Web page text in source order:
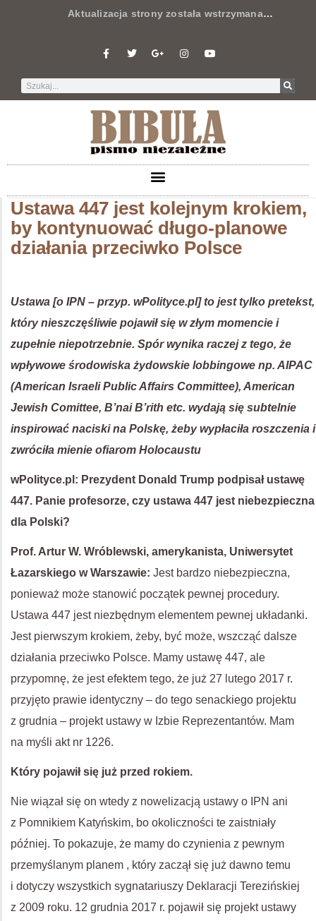
Aktualizacja strony została wstrzymana…
Ustawa 447 jest kolejnym krokiem,
by kontynuować długo-planowe
działania przeciwko Polsce
Ustawa [o IPN – przyp. wPolityce.pl] to jest tylko pretekst,
który nieszczęśliwie pojawił się w złym momencie i
zupełnie niepotrzebnie. Spór wynika raczej z tego, że
wpływowe środowiska żydowskie lobbingowe np. AIPAC
(American Israeli Public Affairs Committee), American
Jewish Comittee, B’nai B’rith etc. wydają się subtelnie
inspirować naciski na Polskę, żeby wypłaciła roszczenia i
zwróciła mienie ofiarom Holocaustu
wPolityce.pl: Prezydent Donald Trump podpisał ustawę
447. Panie profesorze, czy ustawa 447 jest niebezpieczna
dla Polski?
Prof. Artur W. Wróblewski, amerykanista, Uniwersytet
Łazarskiego w Warszawie: Jest bardzo niebezpieczna,
ponieważ może stanowić początek pewnej procedury.
Ustawa 447 jest niezbędnym elementem pewnej układanki.
Jest pierwszym krokiem, żeby, być może, wszcząć dalsze
działania przeciwko Polsce. Mamy ustawę 447, ale
przypomnę, że jest efektem tego, że już 27 lutego 2017 r.
przyjęto prawie identyczny – do tego senackiego projektu
z grudnia – projekt ustawy w Izbie Reprezentantów. Mam
na myśli akt nr 1226.
Który pojawił się już przed rokiem.
Nie wiązał się on wtedy z nowelizacją ustawy o IPN ani
z Pomnikiem Katyńskim, bo okoliczności te zaistniały
później. To pokazuje, że mamy do czynienia z pewnym
przemyślanym planem , który zaczął się już dawno temu
i dotyczy wszystkich sygnatariuszy Deklaracji Terezińskiej
z 2009 roku. 12 grudnia 2017 r. pojawił się projekt ustawy